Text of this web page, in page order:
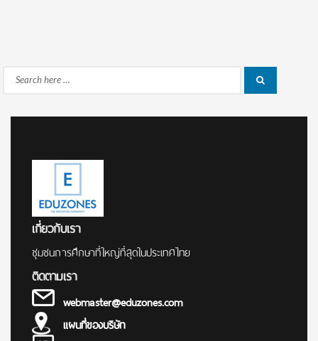
Search
เกี่ยวกับเรา
ชุมชนการศึกษาที่ใหญ่ที่สุดในประเทศไทย
ติดตามเรา
webmaster@eduzones.com
แผนที่ของบริษัท